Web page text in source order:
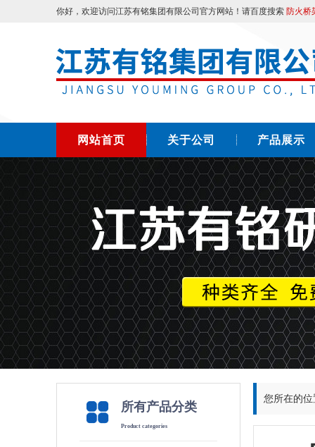
你好，欢迎访问江苏有铭集团有限公司官方网站！请百度搜索 防火桥
网站首页 关于公司 产品展示
所有产品分类
Product categories
您所在的位